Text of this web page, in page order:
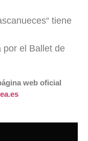
tiene
por el Ballet de
web oficial